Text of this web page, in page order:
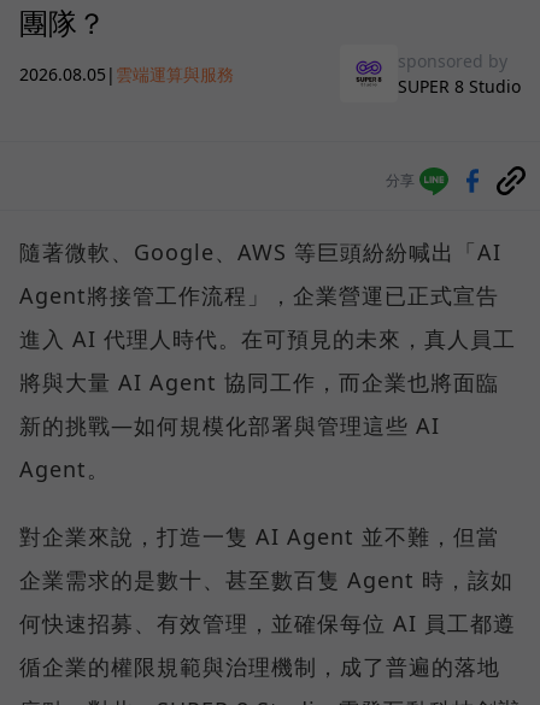
團隊？
2026.08.05 | 雲端運算與服務
sponsored by
SUPER 8 Studio
分享
隨著微軟、Google、AWS 等巨頭紛紛喊出「AI
Agent將接管工作流程」，企業營運已正式宣告
進入 AI 代理人時代。在可預見的未來，真人員工
將與大量 AI Agent 協同工作，而企業也將面臨
新的挑戰—如何規模化部署與管理這些 AI
Agent。
對企業來說，打造一隻 AI Agent 並不難，但當
企業需求的是數十、甚至數百隻 Agent 時，該如
何快速招募、有效管理，並確保每位 AI 員工都遵
循企業的權限規範與治理機制，成了普遍的落地